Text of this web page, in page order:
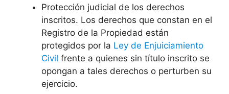
Protección judicial de los derechos
inscritos. Los derechos que constan en el
Registro de la Propiedad están
protegidos por la Ley de Enjuiciamiento
Civil frente a quienes sin título inscrito se
opongan a tales derechos o perturben su
ejercicio.